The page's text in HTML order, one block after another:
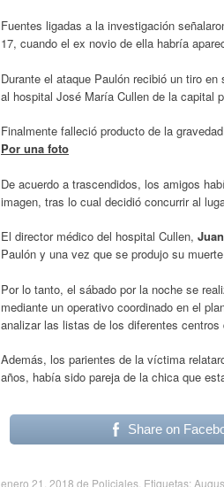
Fuentes ligadas a la investigación
17, cuando el ex novio de ella habría
Durante el ataque Paulón recibió un tiro
al hospital José María Cullen de la capital
Finalmente falleció producto de la
Por una foto
De acuerdo a trascendidos, los amigos
imagen, tras lo cual decidió concurrir al
El director médico del hospital Cullen,
Paulón y una vez que se produjo su
Por lo tanto, el sábado por la noche se
mediante un operativo coordinado en el
analizar las listas de los diferentes centros
Además, los parientes de la víctima
años, había sido pareja de la chica que
Share on
enero 21, 2018 de Policiales . Etiquetas: